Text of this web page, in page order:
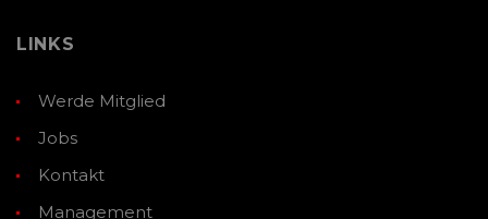
LINKS
Werde Mitglied
Jobs
Kontakt
Management